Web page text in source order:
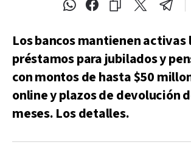
Los bancos mantienen activas
préstamos para jubilados y
con montos de hasta $50
online y plazos de devolución
meses. Los detalles.